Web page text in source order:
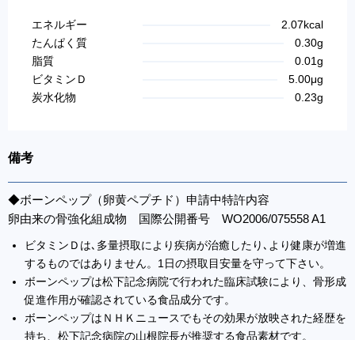
エネルギー
2.07kcal
たんぱく質
0.30g
脂質
0.01g
ビタミンＤ
5.00μg
炭水化物
0.23g
備考
◆ボーンペップ（卵黄ペプチド）申請中特許内容
卵由来の骨強化組成物 国際公開番号 WO2006/075558 A1
ビタミンＤは､多量摂取により疾病が治癒したり､より健康が増進
するものではありません。1日の摂取目安量を守って下さい。
ボーンペップは松下記念病院で行われた臨床試験により、骨形成
促進作用が確認されている食品成分です。
ボーンペップはＮＨＫニュースでもその効果が放映された経歴を
持ち、松下記念病院の山根院長が推奨する食品素材です。